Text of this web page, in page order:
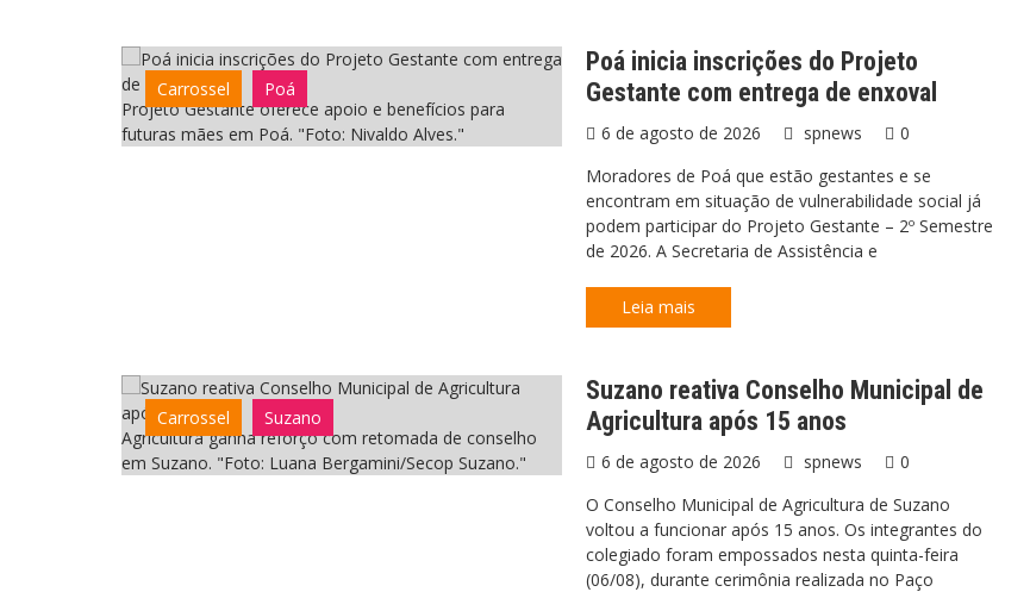
Projeto Gestante oferece apoio e benefícios para
futuras mães em Poá. "Foto: Nivaldo Alves."
Carrossel Poá
Poá inicia inscrições do Projeto
Gestante com entrega de enxoval
6 de agosto de 2026 spnews
0
Moradores de Poá que estão gestantes e se
encontram em situação de vulnerabilidade social já
podem participar do Projeto Gestante – 2º Semestre
de 2026. A Secretaria de Assistência e
Leia mais
Agricultura ganha reforço com retomada de conselho
em Suzano. "Foto: Luana Bergamini/Secop Suzano."
Carrossel Suzano
Suzano reativa Conselho Municipal de
Agricultura após 15 anos
6 de agosto de 2026 spnews
0
O Conselho Municipal de Agricultura de Suzano
voltou a funcionar após 15 anos. Os integrantes do
colegiado foram empossados nesta quinta-feira
(06/08), durante cerimônia realizada no Paço